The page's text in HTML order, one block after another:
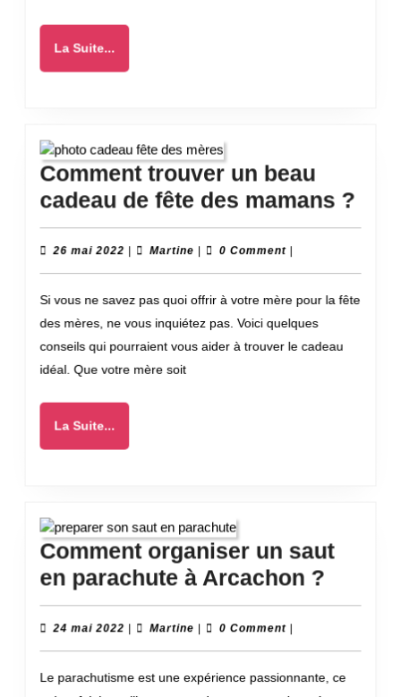
fêtes
de
fin
d’année
!
La Suite...La
Suite...
Comment trouver un beau
cadeau de fête des mamans ?
26 mai 202226
| Martine Martine
| 0 Comment |
Si vous ne savez pas quoi offrir à votre mère pour la fête
des mères, ne vous inquiétez pas. Voici quelques
conseils qui pourraient vous aider à trouver le cadeau
idéal. Que votre mère soit
La Suite...
Suite...
Comment organiser un saut
en parachute à Arcachon ?
saut
en
24 mai 202224
| Martine Martine
| 0 Comment |
Le parachutisme est une expérience passionnante, ce